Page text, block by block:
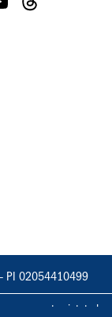
– PI 02054410499
vietata la